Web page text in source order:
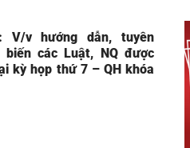
V/v hướng dẫn, tuyên
biến các Luật, NQ được
kỳ họp thứ 7 – QH khóa